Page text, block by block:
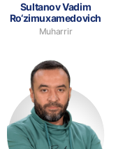
Sultanov Vadim
Ro‘zimuxamedovich
Muharrir